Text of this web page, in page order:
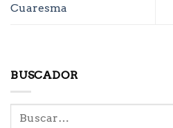
Cuaresma
BUSCADOR